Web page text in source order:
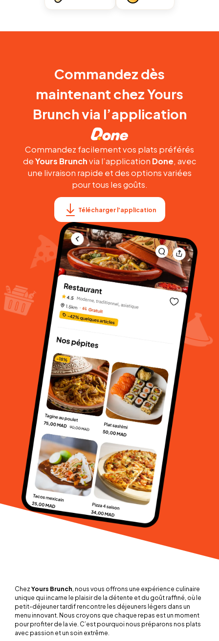
Commandez dès
maintenant chez Yours
Brunch via l’application
Commandez facilement vos plats préférés
deYours Brunchvia l’application Done, avec
une livraison rapide et des options variées
pour tous les goûts.
Télécharger l'application
ChezYours Brunch , nous vous offrons une expérience culinaire
unique qui incarne le plaisir de la détente et du goût raffiné, où le
petit-déjeuner tardif rencontre les déjeuners légers dans un
menu innovant. Nous croyons que chaque repas est un moment
pour profiter de la vie. C’est pourquoi nous préparons nos plats
avec passion et un soin extrême.